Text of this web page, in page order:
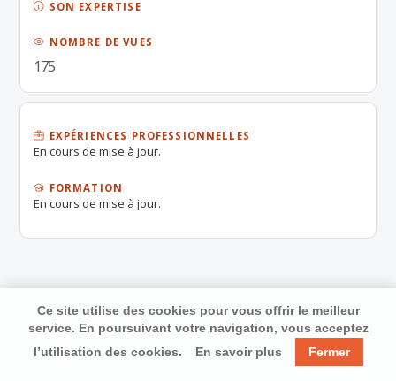
SON EXPERTISE
NOMBRE DE VUES
175
EXPÉRIENCES PROFESSIONNELLES
En cours de mise à jour.
FORMATION
En cours de mise à jour.
Ce site utilise des cookies pour vous offrir le meilleur
service. En poursuivant votre navigation, vous acceptez
l’utilisation des cookies.
En savoir plus Fermer